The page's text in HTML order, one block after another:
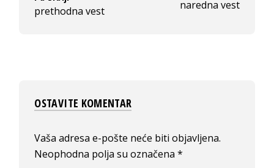
prethodna vest
naredna vest
OSTAVITE KOMENTAR
Vaša adresa e-pošte neće biti objavljena.
Neophodna polja su označena*